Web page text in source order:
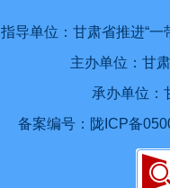
指导单位：甘肃省推进“一
主办单位：甘
承办单位：
备案编号：陇ICP备